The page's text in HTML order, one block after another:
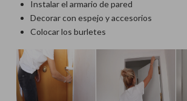
Instalar el armario de pared
Decorar con espejo y accesorios
Colocar los burletes